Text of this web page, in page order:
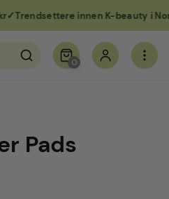
innen K-beauty i Norge
0
Pads